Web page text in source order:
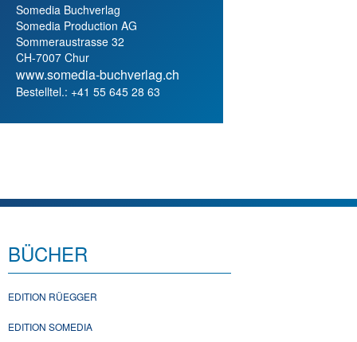
Somedia Buchverlag
Somedia Production AG
Sommeraustrasse 32
CH-7007 Chur
www.somedia-buchverlag.ch
Bestelltel.: +41 55 645 28 63
BÜCHER
EDITION RÜEGGER
EDITION SOMEDIA